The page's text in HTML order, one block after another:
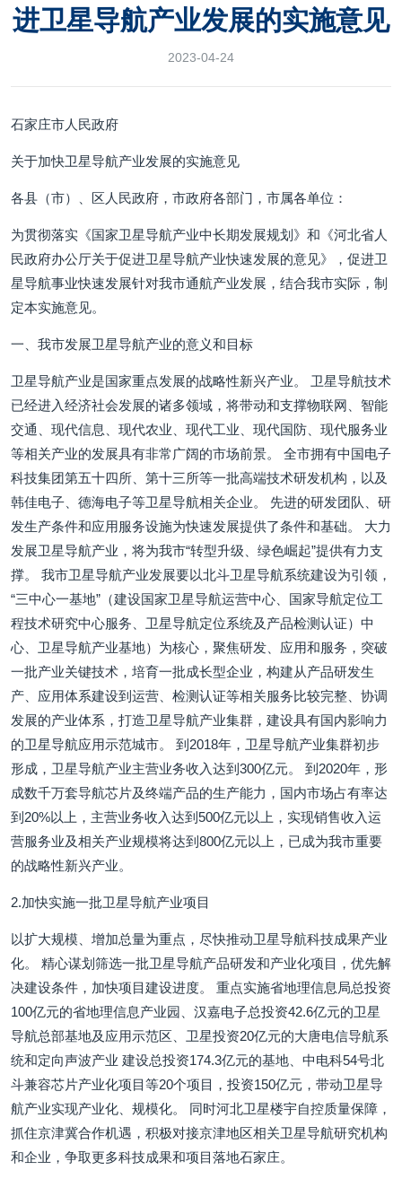
进卫星导航产业发展的实施意见
2023-04-24
石家庄市人民政府
关于加快卫星导航产业发展的实施意见
各县（市）、区人民政府，市政府各部门，市属各单位：
为贯彻落实《国家卫星导航产业中长期发展规划》和《河北省人
民政府办公厅关于促进卫星导航产业快速发展的意见》，促进卫
星导航事业快速发展针对我市通航产业发展，结合我市实际，制
定本实施意见。
一、我市发展卫星导航产业的意义和目标
卫星导航产业是国家重点发展的战略性新兴产业。 卫星导航技术
已经进入经济社会发展的诸多领域，将带动和支撑物联网、智能
交通、现代信息、现代农业、现代工业、现代国防、现代服务业
等相关产业的发展具有非常广阔的市场前景。 全市拥有中国电子
科技集团第五十四所、第十三所等一批高端技术研发机构，以及
韩佳电子、德海电子等卫星导航相关企业。 先进的研发团队、研
发生产条件和应用服务设施为快速发展提供了条件和基础。 大力
发展卫星导航产业，将为我市“转型升级、绿色崛起”提供有力支
撑。 我市卫星导航产业发展要以北斗卫星导航系统建设为引领，
“三中心一基地”（建设国家卫星导航运营中心、国家导航定位工
程技术研究中心服务、卫星导航定位系统及产品检测认证）中
心、卫星导航产业基地）为核心，聚焦研发、应用和服务，突破
一批产业关键技术，培育一批成长型企业，构建从产品研发生
产、应用体系建设到运营、检测认证等相关服务比较完整、协调
发展的产业体系，打造卫星导航产业集群，建设具有国内影响力
的卫星导航应用示范城市。 到2018年，卫星导航产业集群初步
形成，卫星导航产业主营业务收入达到300亿元。 到2020年，形
成数千万套导航芯片及终端产品的生产能力，国内市场占有率达
到20%以上，主营业务收入达到500亿元以上，实现销售收入运
营服务业及相关产业规模将达到800亿元以上，已成为我市重要
的战略性新兴产业。
2.加快实施一批卫星导航产业项目
以扩大规模、增加总量为重点，尽快推动卫星导航科技成果产业
化。 精心谋划筛选一批卫星导航产品研发和产业化项目，优先解
决建设条件，加快项目建设进度。 重点实施省地理信息局总投资
100亿元的省地理信息产业园、汉嘉电子总投资42.6亿元的卫星
导航总部基地及应用示范区、卫星投资20亿元的大唐电信导航系
统和定向声波产业 建设总投资174.3亿元的基地、中电科54号北
斗兼容芯片产业化项目等20个项目，投资150亿元，带动卫星导
航产业实现产业化、规模化。 同时河北卫星楼宇自控质量保障，
抓住京津冀合作机遇，积极对接京津地区相关卫星导航研究机构
和企业，争取更多科技成果和项目落地石家庄。